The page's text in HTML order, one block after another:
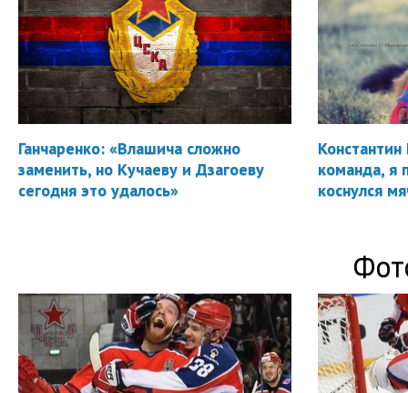
Ганчаренко: «Влашича сложно
заменить, но Кучаеву и Дзагоеву
сегодня это удалось»
Константин
команда, я
коснулся